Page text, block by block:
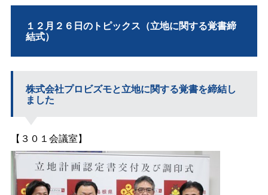
１２月２６日のトピックス（立地に関する覚書締
結式）
株式会社プロビズモと立地に関する覚書を締結し
ました
【３０１会議室】